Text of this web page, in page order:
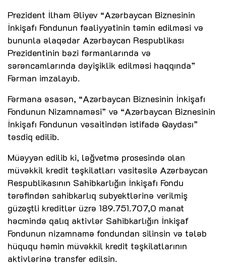
Prezident İlham Əliyev “Azərbaycan Biznesinin
İnkişafı Fondunun fəaliyyətinin təmin edilməsi və
bununla əlaqədar Azərbaycan Respublikası
Prezidentinin bəzi fərmanlarında və
sərəncamlarında dəyişiklik edilməsi haqqında”
Fərman imzalayıb.
Fərmana əsasən, “Azərbaycan Biznesinin İnkişafı
Fondunun Nizamnaməsi” və “Azərbaycan Biznesinin
İnkişafı Fondunun vəsaitindən istifadə Qaydası”
təsdiq edilib.
Müəyyən edilib ki, ləğvetmə prosesində olan
müvəkkil kredit təşkilatları vasitəsilə Azərbaycan
Respublikasının Sahibkarlığın İnkişafı Fondu
tərəfindən sahibkarlıq subyektlərinə verilmiş
güzəştli kreditlər üzrə 189.751.707,0 manat
həcmində qalıq aktivlər Sahibkarlığın İnkişaf
Fondunun nizamnamə fondundan silinsin və tələb
hüququ həmin müvəkkil kredit təşkilatlarının
aktivlərinə transfer edilsin.